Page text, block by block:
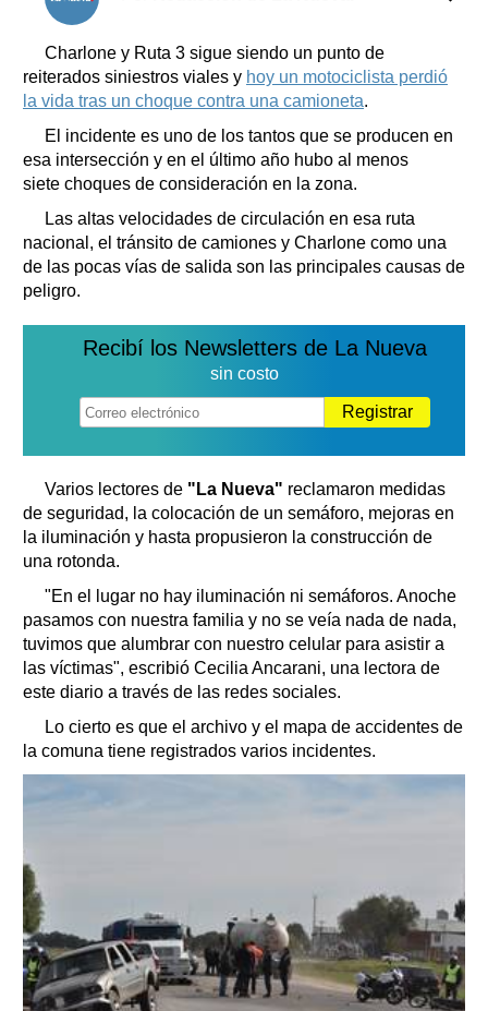
Clasificados
Suplementos
Servicios
Farmacias
Transportes
Loterías
Datos Útiles
Fúnebres
Edictos
Teléfonos de urgencia
Charlone y Ruta 3 sigue siendo un punto de
reiterados siniestros viales y hoy un motociclista perdió
la vida tras un choque contra una camioneta.
El incidente es uno de los tantos que se producen en
esa intersección y en el último año hubo al menos
siete choques de consideración en la zona.
Las altas velocidades de circulación en esa ruta
nacional, el tránsito de camiones y Charlone como una
de las pocas vías de salida son las principales causas de
peligro.
Recibí los Newsletters de La Nueva
sin costo
Registrar
Varios lectores de "La Nueva" reclamaron medidas
de seguridad, la colocación de un semáforo, mejoras en
la iluminación y hasta propusieron la construcción de
una rotonda.
"En el lugar no hay iluminación ni semáforos. Anoche
pasamos con nuestra familia y no se veía nada de nada,
tuvimos que alumbrar con nuestro celular para asistir a
las víctimas", escribió Cecilia Ancarani, una lectora de
este diario a través de las redes sociales.
Lo cierto es que el archivo y el mapa de accidentes de
la comuna tiene registrados varios incidentes.